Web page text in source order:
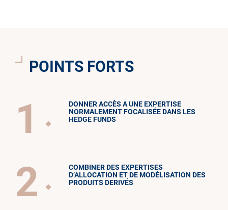
POINTS FORTS
1
DONNER ACCÈS A UNE EXPERTISE
NORMALEMENT FOCALISÉE DANS LES
HEDGE FUNDS
2
COMBINER DES EXPERTISES
D’ALLOCATION ET DE MODÉLISATION DES
PRODUITS DERIVÉS